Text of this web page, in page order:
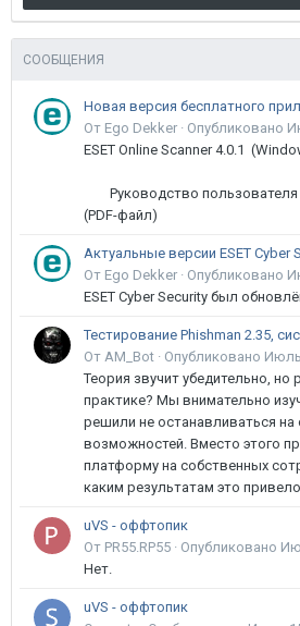
СООБЩЕНИЯ
От Ego Dekker · Опубликовано
ESET Online Scanner 4.0.1
Руководство пользователя
(PDF-файл)
Актуальные версии ESET Cyber
От Ego Dekker · Опубликовано
ESET Cyber Security был
От AM_Bot · Опубликовано
Теория звучит убедительно, но
практике? Мы внимательно
решили не останавливаться на
возможностей. Вместо этого
платформу на собственных
каким результатам это
uVS - оффтопик
От PR55.RP55 · Опубликовано
Нет.
uVS - оффтопик